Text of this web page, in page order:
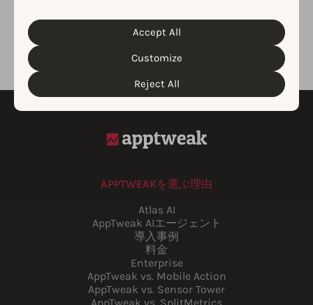
personal data and the different cookies we use, please
Cookie Policy&Privacy Policy
customize your cookie settings and preferences by
clicking the “Customize” button.
Reject All
Customize
Accept All
APPTWEAKを選ぶ理由
Atlas AI
AppTweak AIエージェント
導入事例
料金
Enterprise
AppTweak vs. Mobile Action
AppTweak vs. Sensor Tower